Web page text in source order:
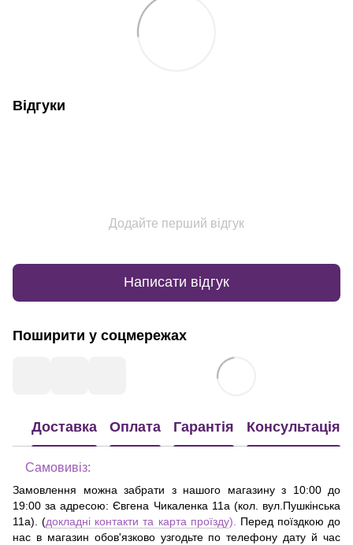
Відгуки
Додайте перший відгук
Написати відгук
Поширити у соцмережах
Доставка Оплата Гарантія Консультація
Самовивіз:
Замовлення можна забрати з нашого магазину з 10:00 до
19:00 за адресою:Євгена Чикаленка 11а (кол. вул.Пушкінська
11а) . (докладні контакти та карта проїзду). Перед поїздкою до
нас в магазин обов'язково узгодьте по телефону дату й час